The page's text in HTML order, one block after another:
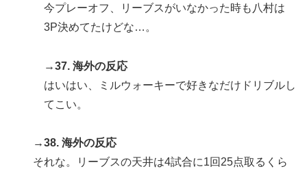
今プレーオフ、リーブスがいなかった時も八村は
3P決めてたけどな…。
→37. 海外の反応
はいはい、ミルウォーキーで好きなだけドリブルし
てこい。
→38. 海外の反応
それな。リーブスの天井は4試合に1回25点取るくら